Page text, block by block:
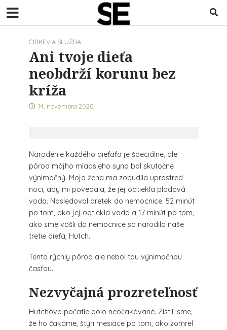
CIRKEV A SLUŽBA
Ani tvoje dieťa
neobdrží korunu bez
kríža
14. novembra 2020
Narodenie každého dieťaťa je špeciálne, ale
pôrod môjho mladšieho syna bol skutočne
výnimočný. Moja žena ma zobudila uprostred
noci, aby mi povedala, že jej odtiekla plodová
voda. Nasledoval pretek do nemocnice. 52 minút
po tom, ako jej odtiekla voda a 17 minút po tom,
ako sme vošli do nemocnice sa narodilo naše
tretie dieťa, Hutch.
Tento rýchly pôrod ale nebol tou výnimočnou
časťou.
Nezvyčajná prozreteľnosť
Hutchovo počatie bolo neočakávané. Zistili sme,
že ho čakáme, štyri mesiace po tom, ako zomrel